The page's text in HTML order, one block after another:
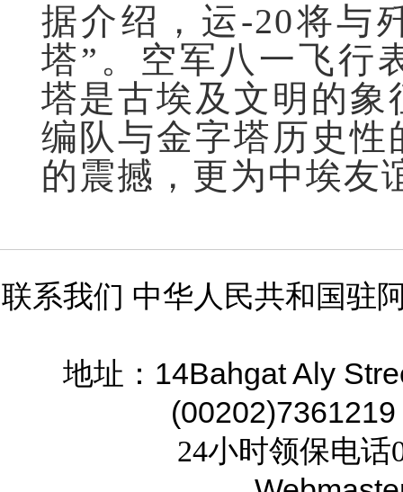
据介绍，运-20将与
塔”。空军八一飞行
塔是古埃及文明的
编队与金字塔历史性
的震撼，更为中埃友
联系我们 中华人民共和国驻
地址： 14Bahgat Aly
(00202)7361219
24小时领保电话